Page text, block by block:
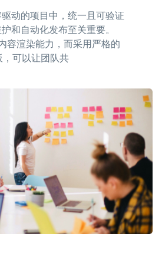
动的项目中，统一且可验证
和自动化发布至关重要。
容渲染能力，而采用严格的
，可以让团队共